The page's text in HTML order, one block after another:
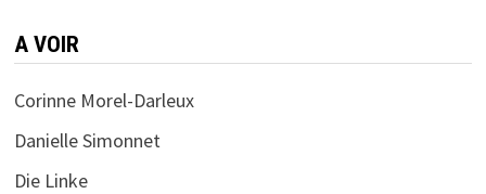
A VOIR
Corinne Morel-Darleux
Danielle Simonnet
Die Linke